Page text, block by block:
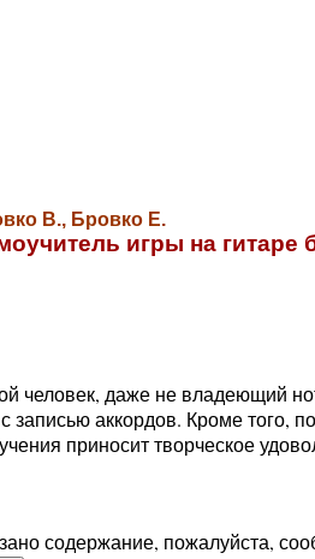
В., Бровко Е.
игры на гитаре
человек, даже не владеющий
записью аккордов. Кроме того,
приносит творческое
содержание, пожалуйста,